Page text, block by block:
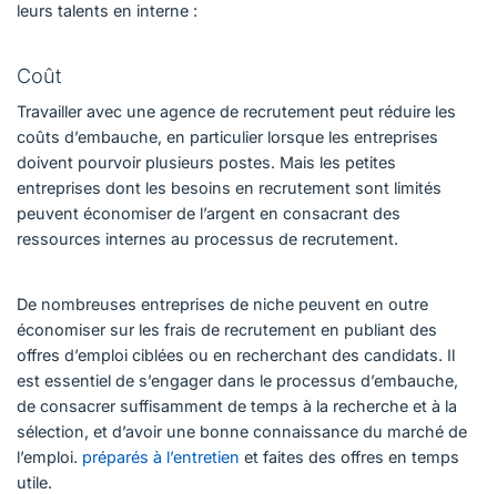
leurs talents en interne :
Coût
Travailler avec une agence de recrutement peut réduire les
coûts d’embauche, en particulier lorsque les entreprises
doivent pourvoir plusieurs postes. Mais les petites
entreprises dont les besoins en recrutement sont limités
peuvent économiser de l’argent en consacrant des
ressources internes au processus de recrutement.
De nombreuses entreprises de niche peuvent en outre
économiser sur les frais de recrutement en publiant des
offres d’emploi ciblées ou en recherchant des candidats. Il
est essentiel de s’engager dans le processus d’embauche,
de consacrer suffisamment de temps à la recherche et à la
sélection, et d’avoir une bonne connaissance du marché de
l’emploi. préparés à l’entretien et faites des offres en temps
utile.